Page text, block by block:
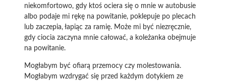
niekomfortowo, gdy ktoś ociera się o mnie w autobusie
albo podaje mi rękę na powitanie, poklepuje po plecach
lub zaczepia, łapiąc za ramię. Może mi być niezręcznie,
gdy ciocia zaczyna mnie całować, a koleżanka obejmuje
na powitanie.
Mogłabym być ofiarą przemocy czy molestowania.
Mogłabym wzdrygać się przed każdym dotykiem ze